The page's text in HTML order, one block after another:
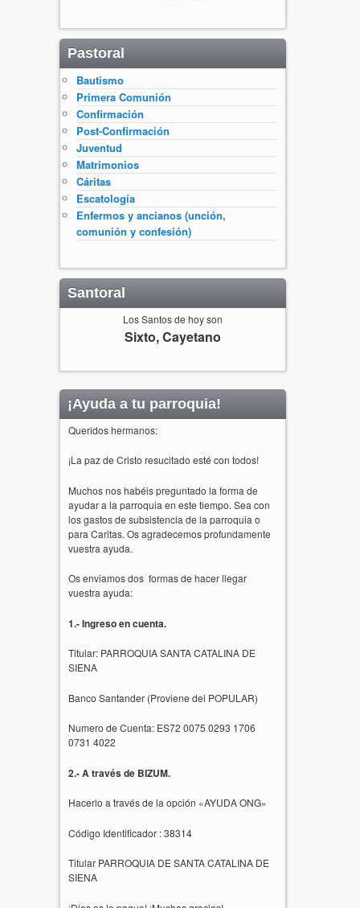
Pastoral
Bautismo
Primera Comunión
Confirmación
Post-Confirmación
Juventud
Matrimonios
Cáritas
Escatología
Enfermos y ancianos (unción,
comunión y confesión)
Santoral
Los Santos de hoy son
Sixto, Cayetano
¡Ayuda a tu parroquia!
Queridos hermanos:
¡La paz de Cristo resucitado esté con todos!
Muchos nos habéis preguntado la forma de
ayudar a la parroquia en este tiempo. Sea con
los gastos de subsistencia de la parroquia o
para Caritas. Os agradecemos profundamente
vuestra ayuda.
Os enviamos dos formas de hacer llegar
vuestra ayuda:
1.- Ingreso en cuenta.
Titular: PARROQUIA SANTA CATALINA DE
SIENA
Banco Santander (Proviene del POPULAR)
Numero de Cuenta: ES72 0075 0293 1706
0731 4022
2.- A través de BIZUM.
Hacerlo a través de la opción «AYUDA ONG»
Código Identificador : 38314
Titular PARROQUIA DE SANTA CATALINA DE
SIENA